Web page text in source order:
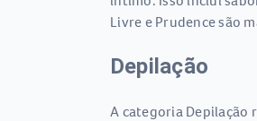
Livre e Prudence são
Depilação
A categoria Depilação